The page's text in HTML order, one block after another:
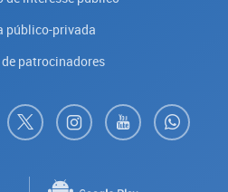
público-privada
patrocinadores